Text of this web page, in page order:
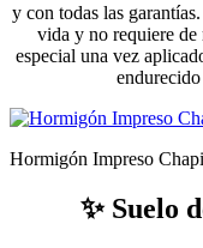
y con todas las
vida y no requiere
especial una vez
Hormigón Impreso
✨ Suelo